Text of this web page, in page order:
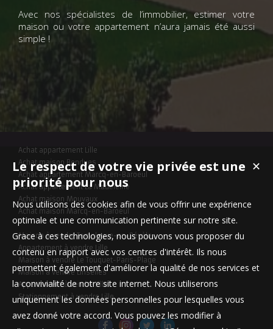
Avec nos spécialistes de l’immobilier, estimer votre
maison ou votre appartement n’aura jamais été aussi
simple !
Achat appartement Lille
Achat maison Bondues
Achat appartement Marcq-en-Baroeul
Achat appartement La Madeleine
Achat maison Mouvaux
Achat maison Marcq-en-Baroeul
Maison à vendre Templeuve-en-Pévèle
Appartement à vendre Lille
Maison à vendre Le Touquet-Paris-Plage
Maison à vendre Linselles
Appartement à vendre Lille
Stationnement à vendre Lille
✕
Le respect de votre vie privée est une
priorité pour nous
Nous utilisons des cookies afin de vous offrir une expérience
optimale et une communication pertinente sur notre site.
Grace à ces technologies, nous pouvons vous proposer du
contenu en rapport avec vos centres d'intérêt. Ils nous
permettent également d'améliorer la qualité de nos services et
la convivialité de notre site internet. Nous utiliserons
uniquement les données personnelles pour lesquelles vous
avez donné votre accord. Vous pouvez les modifier à